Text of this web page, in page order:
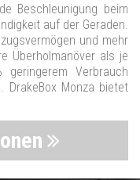
Beschleunigung beim
auf der Geraden.
und mehr
Überholmanöver als je
Verbrauch
Monza bietet